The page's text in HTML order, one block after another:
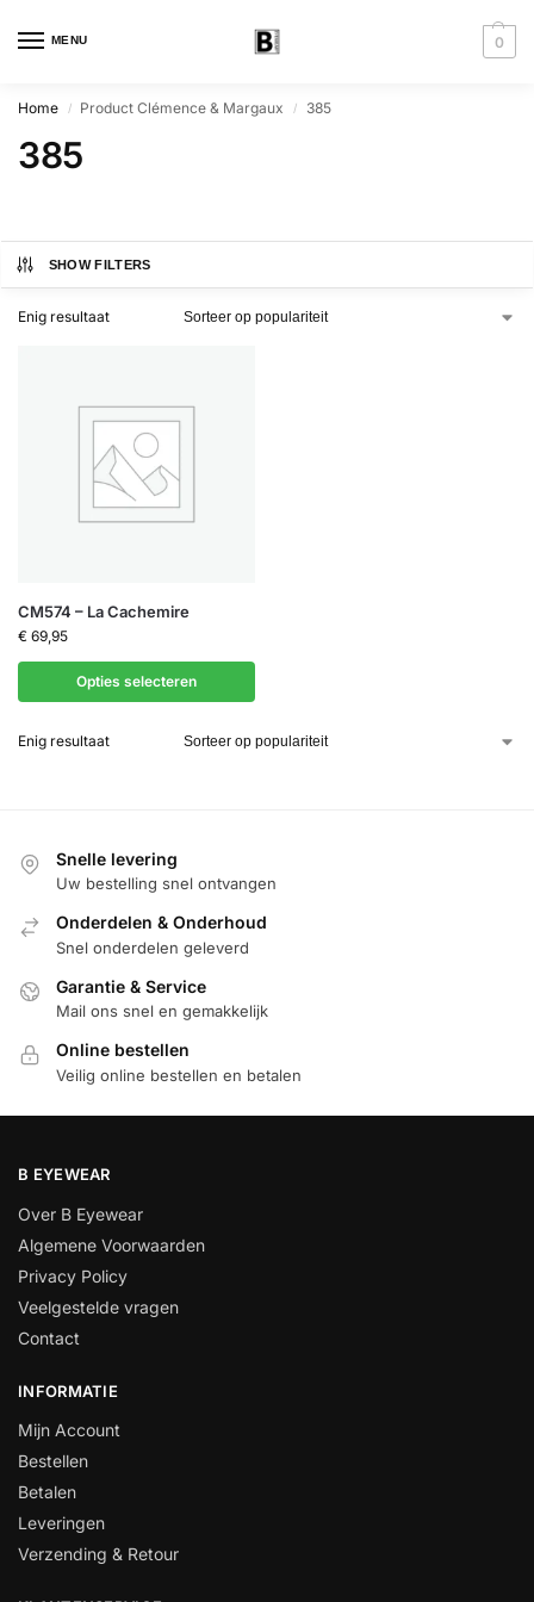
MENU 0
Home / Product Clémence & Margaux / 385
385
SHOW FILTERS
Enig resultaat
CM574 – La Cachemire
€ 69,95
Opties selecteren
Enig resultaat
Snelle levering
Uw bestelling snel ontvangen
Onderdelen & Onderhoud
Snel onderdelen geleverd
Garantie & Service
Mail ons snel en gemakkelijk
Online bestellen
Veilig online bestellen en betalen
B EYEWEAR
Over B Eyewear
Algemene Voorwaarden
Privacy Policy
Veelgestelde vragen
Contact
INFORMATIE
Mijn Account
Bestellen
Betalen
Leveringen
Verzending & Retour